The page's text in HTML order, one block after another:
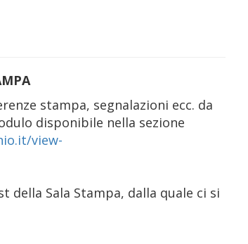
stampa, segnalazioni ecc. da
disponibile nella sezione
view-
della Sala Stampa, dalla quale ci si